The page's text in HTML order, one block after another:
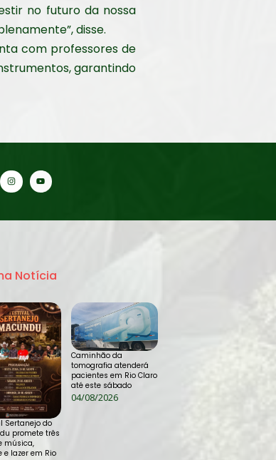
no futuro da nossa
disse.
com professores de
garantindo
Notícia
Sertanejo do
promete três
música,
e lazer em Rio
Caminhão da
tomografia atenderá
pacientes em Rio Claro
até este sábado
04/08/2026